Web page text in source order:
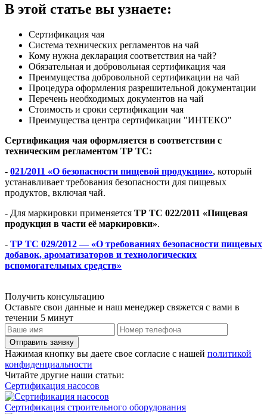
В этой статье вы узнаете:
Сертификация чая
Система технических регламентов на чай
Кому нужна декларация соответствия на чай?
Обязательная и добровольная сертификация чая
Преимущества добровольной сертификации на чай
Процедура оформления разрешительной документации
Перечень необходимых документов на чай
Стоимость и сроки сертификации чая
Преимущества центра сертификации "ИНТЕКО"
Сертификация чая оформляется в соответствии с
техническим регламентом ТР ТС:
- 021/2011 «О безопасности пищевой продукции», который
устанавливает требования безопасности для пищевых
продуктов, включая чай.
- Для маркировки применяется ТР ТС 022/2011 «Пищевая
продукция в части её маркировки».
- ТР ТС 029/2012 — «О требованиях безопасности пищевых
добавок, ароматизаторов и технологических
вспомогательных средств»
Получить консультацию
Оставьте свои данные и наш менеджер свяжется с вами в
течении 5 минут
Отправить заявку
Нажимая кнопку вы даете свое согласие с нашей политикой
конфиденциальности
Читайте другие наши статьи:
Сертификация насосов
Сертификация строительного оборудования